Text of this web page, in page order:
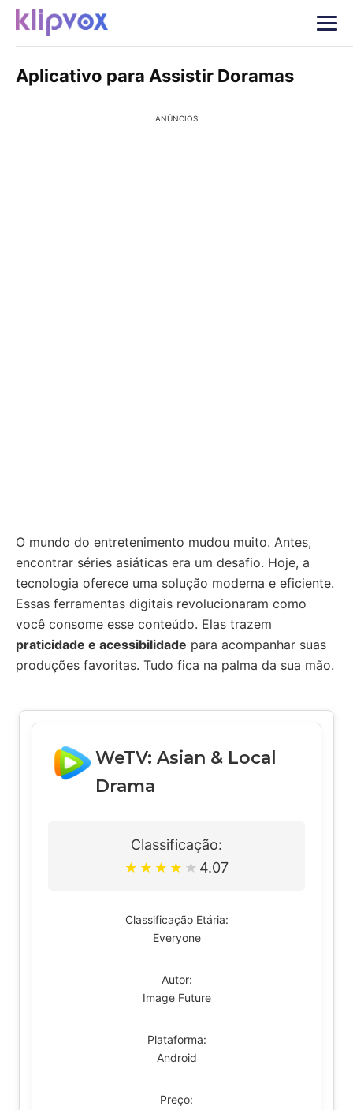
Aplicativo para Assistir Doramas
ANÚNCIOS
O mundo do entretenimento mudou muito. Antes,
encontrar séries asiáticas era um desafio. Hoje, a
tecnologia oferece uma solução moderna e eficiente.
Essas ferramentas digitais revolucionaram como
você consome esse conteúdo. Elas trazem
praticidade e acessibilidade para acompanhar suas
produções favoritas. Tudo fica na palma da sua mão.
WeTV: Asian & Local
Drama
Classificação:
★ ★ ★ ★ ★ 4.07
Classificação Etária:
Everyone
Autor:
Image Future
Plataforma:
Android
Preço: